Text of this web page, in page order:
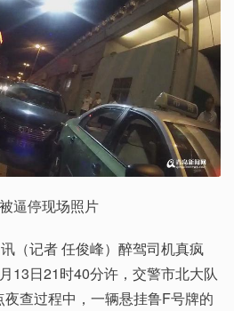
逼停现场照片
（记者 任俊峰）醉驾司机真疯
13日21时40分许，交警市北大队
查过程中，一辆悬挂鲁F号牌的